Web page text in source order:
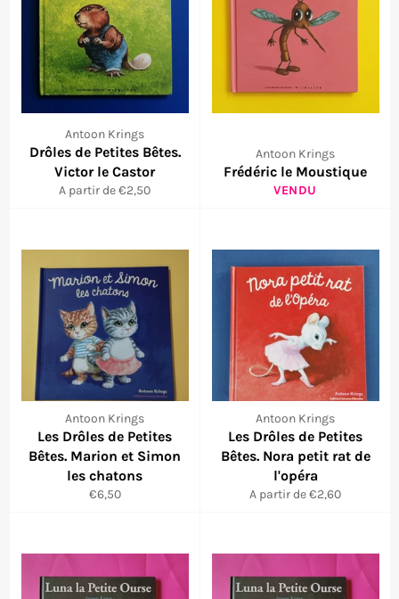
Antoon Krings
Drôles de Petites Bêtes.
Victor le Castor
A partir de €2,50
Antoon Krings
Frédéric le Moustique
VENDU
Antoon Krings
Les Drôles de Petites
Bêtes. Marion et Simon
les chatons
Prix
€6,50
Antoon Krings
Les Drôles de Petites
Bêtes. Nora petit rat de
l'opéra
A partir de €2,60